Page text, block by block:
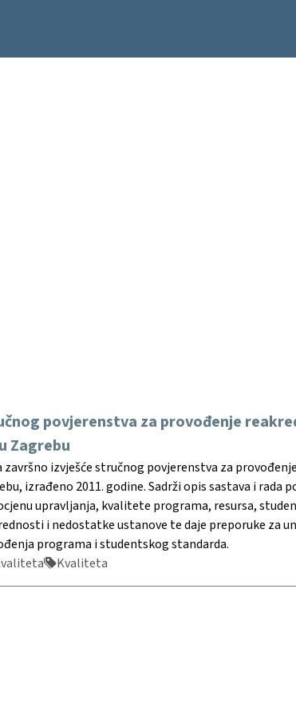
povjerenstva za provođenje
Zagrebu
izvješće stručnog povjerenstva za
izrađeno 2011. godine. Sadrži opis sastava i
upravljanja, kvalitete programa, resursa,
i nedostatke ustanove te daje preporuke za
programa i studentskog standarda.
Kvaliteta